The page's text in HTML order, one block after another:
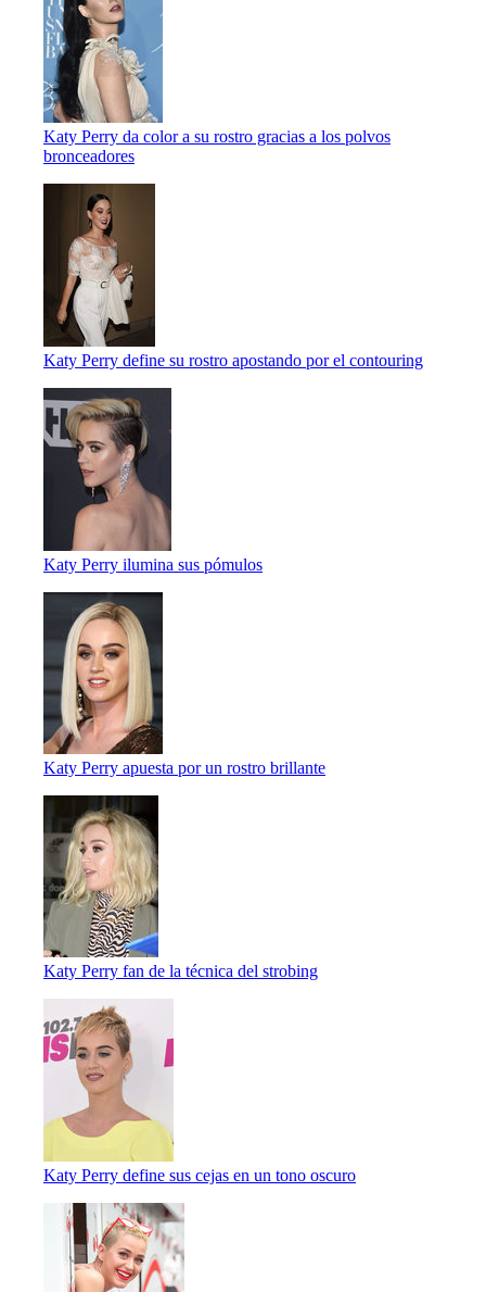
Katy Perry da color a su rostro gracias a los polvos
bronceadores
Katy Perry define su rostro apostando por el contouring
Katy Perry ilumina sus pómulos
Katy Perry apuesta por un rostro brillante
Katy Perry fan de la técnica del strobing
Katy Perry define sus cejas en un tono oscuro